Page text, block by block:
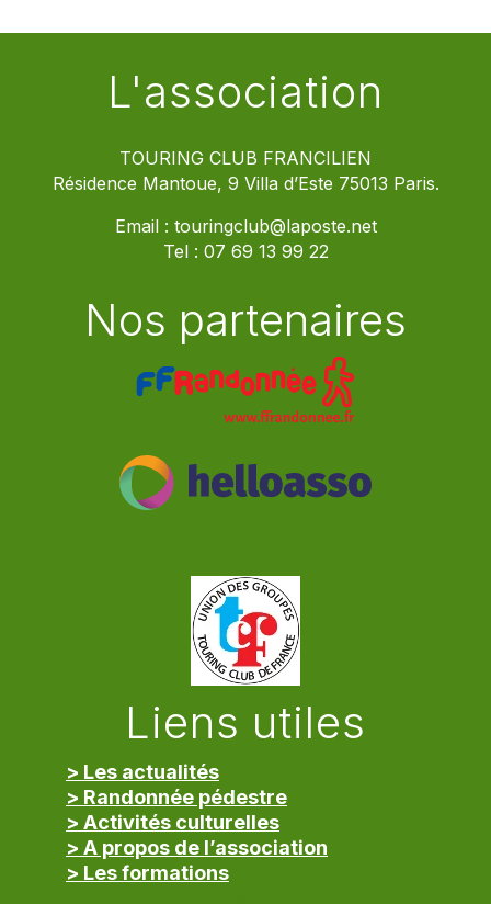
L'association
TOURING CLUB FRANCILIEN
Résidence Mantoue, 9 Villa d’Este 75013 Paris.
Email : touringclub@laposte.net
Tel : 07 69 13 99 22
Nos partenaires
Liens utiles
> Les actualités
> Randonnée pédestre
> Activités culturelles
> A propos de l’association
> Les formations